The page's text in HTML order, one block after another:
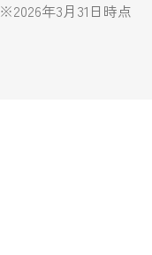
※2026年3月31日時点